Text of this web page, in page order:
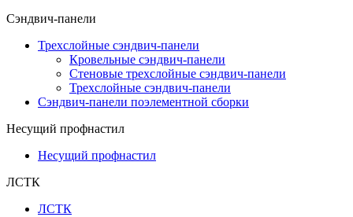
Сэндвич-панели
Трехслойные сэндвич-панели
Кровельные сэндвич-панели
Стеновые трехслойные сэндвич-панели
Трехслойные сэндвич-панели
Сэндвич-панели поэлементной сборки
Несущий профнастил
Несущий профнастил
ЛСТК
ЛСТК